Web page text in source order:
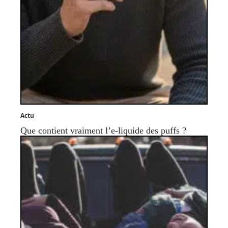
Actu
Que contient vraiment l’e-liquide des puffs ?